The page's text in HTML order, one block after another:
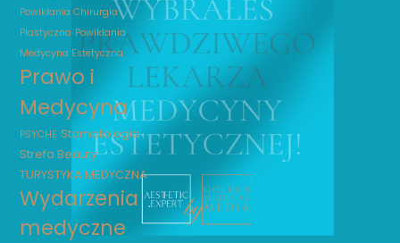
Powikłania Chirurgia
Plastyczna Powikłania
Medycyna Estetyczna
Prawo i
Medycyna
PSYCHE Stomatologia
Strefa Beauty
TURYSTYKA MEDYCZNA
Wydarzenia
medyczne